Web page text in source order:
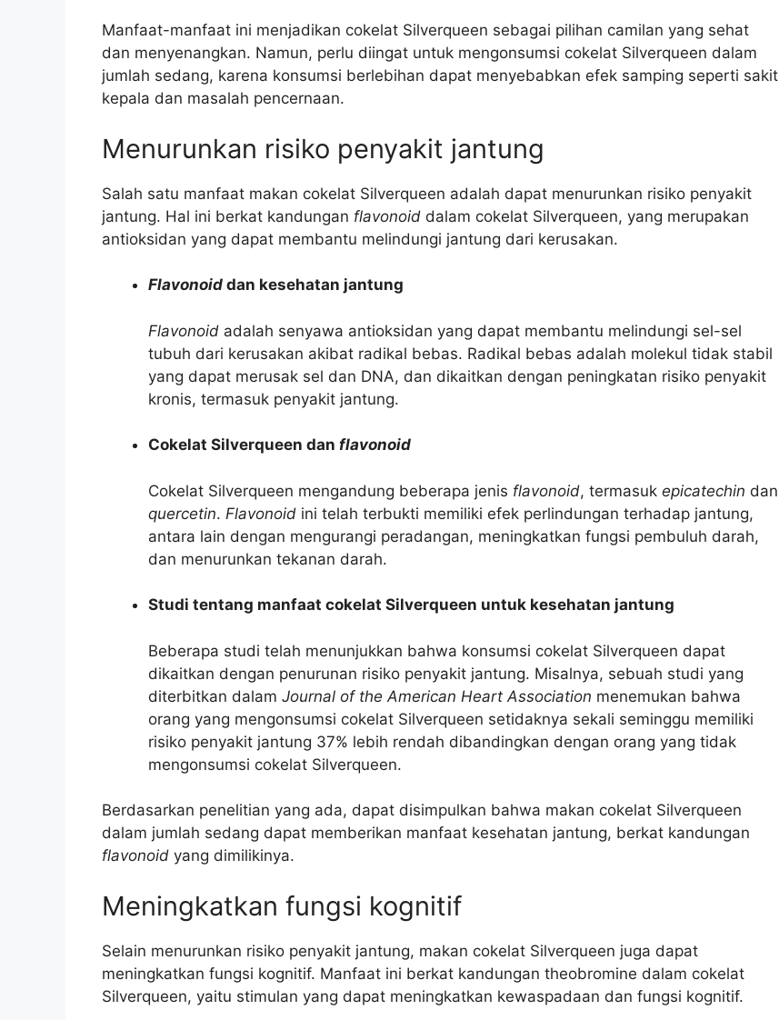
Manfaat-manfaat ini menjadikan cokelat Silverqueen sebagai pilihan camilan yang sehat
dan menyenangkan. Namun, perlu diingat untuk mengonsumsi cokelat Silverqueen dalam
jumlah sedang, karena konsumsi berlebihan dapat menyebabkan efek samping seperti sakit
kepala dan masalah pencernaan.
Menurunkan risiko penyakit jantung
Salah satu manfaat makan cokelat Silverqueen adalah dapat menurunkan risiko penyakit
jantung. Hal ini berkat kandungan flavonoid dalam cokelat Silverqueen, yang merupakan
antioksidan yang dapat membantu melindungi jantung dari kerusakan.
Flavonoid dan kesehatan jantung
Flavonoid adalah senyawa antioksidan yang dapat membantu melindungi sel-sel
tubuh dari kerusakan akibat radikal bebas. Radikal bebas adalah molekul tidak stabil
yang dapat merusak sel dan DNA, dan dikaitkan dengan peningkatan risiko penyakit
kronis, termasuk penyakit jantung.
Cokelat Silverqueen dan flavonoid
Cokelat Silverqueen mengandung beberapa jenis flavonoid, termasuk epicatechin dan
quercetin. Flavonoid ini telah terbukti memiliki efek perlindungan terhadap jantung,
antara lain dengan mengurangi peradangan, meningkatkan fungsi pembuluh darah,
dan menurunkan tekanan darah.
Studi tentang manfaat cokelat Silverqueen untuk kesehatan jantung
Beberapa studi telah menunjukkan bahwa konsumsi cokelat Silverqueen dapat
dikaitkan dengan penurunan risiko penyakit jantung. Misalnya, sebuah studi yang
diterbitkan dalam Journal of the American Heart Association menemukan bahwa
orang yang mengonsumsi cokelat Silverqueen setidaknya sekali seminggu memiliki
risiko penyakit jantung 37% lebih rendah dibandingkan dengan orang yang tidak
mengonsumsi cokelat Silverqueen.
Berdasarkan penelitian yang ada, dapat disimpulkan bahwa makan cokelat Silverqueen
dalam jumlah sedang dapat memberikan manfaat kesehatan jantung, berkat kandungan
flavonoid yang dimilikinya.
Meningkatkan fungsi kognitif
Selain menurunkan risiko penyakit jantung, makan cokelat Silverqueen juga dapat
meningkatkan fungsi kognitif. Manfaat ini berkat kandungan theobromine dalam cokelat
Silverqueen, yaitu stimulan yang dapat meningkatkan kewaspadaan dan fungsi kognitif.